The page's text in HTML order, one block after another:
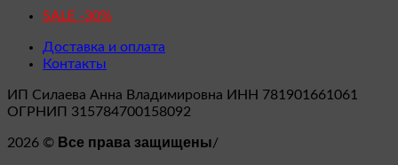
SALE -30%
Доставка и оплата
Контакты
ИП Силаева Анна Владимировна ИНН 781901661061
ОГРНИП 315784700158092
2026 © Все права защищены/